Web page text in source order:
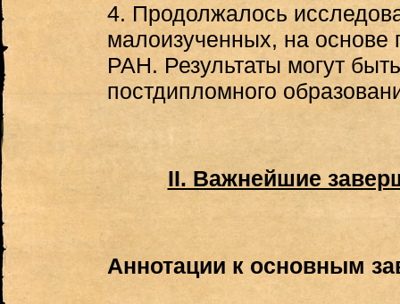
4. Продолжалось
малоизученных, на
РАН. Результаты могут
постдипломного
II. Важнейшие
Аннотации к основным